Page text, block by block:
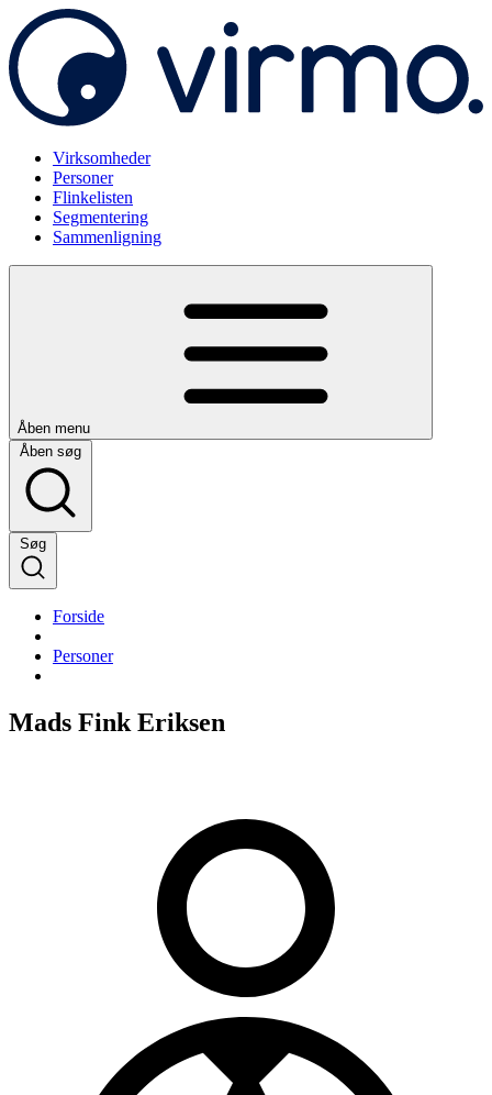
Virksomheder
Personer
Flinkelisten
Segmentering
Sammenligning
Åben menu
Åben søg
Søg
Forside
Personer
Mads Fink Eriksen